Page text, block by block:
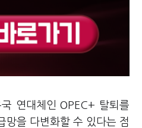
연대체인 OPEC+ 탈퇴를
망을 다변화할 수 있다는 점